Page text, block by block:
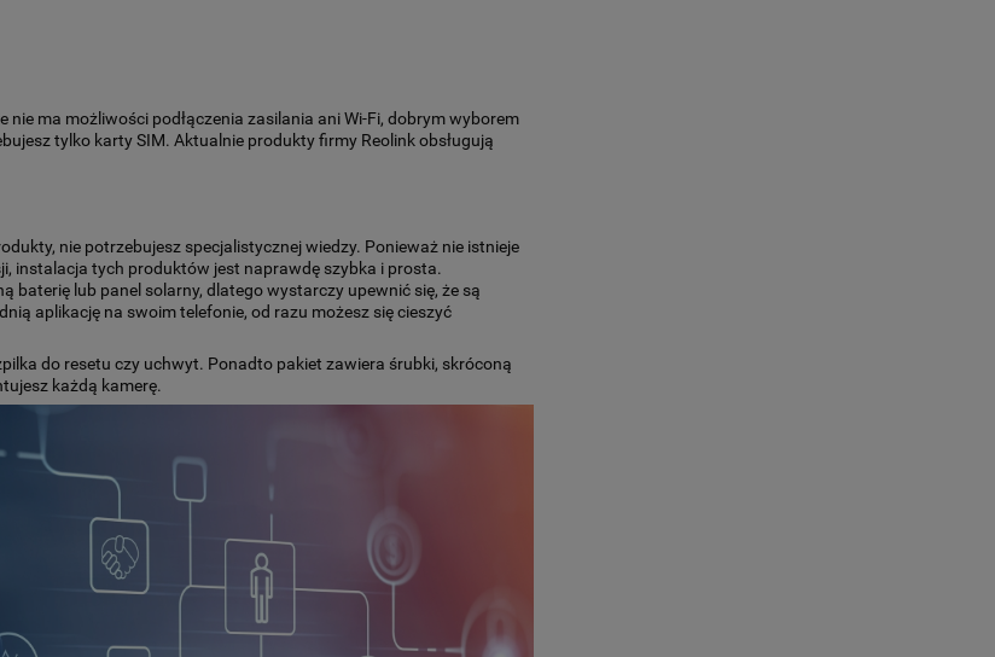
ma możliwości podłączenia zasilania ani Wi-Fi, dobrym wyborem
tylko karty SIM. Aktualnie produkty firmy Reolink obsługują
nie potrzebujesz specjalistycznej wiedzy. Ponieważ nie istnieje
instalacja tych produktów jest naprawdę szybka i prosta.
baterię lub panel solarny, dlatego wystarczy upewnić się, że są
aplikację na swoim telefonie, od razu możesz się cieszyć
do resetu czy uchwyt. Ponadto pakiet zawiera śrubki, skróconą
każdą kamerę.